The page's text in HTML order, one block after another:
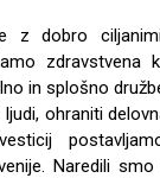
z dobro
zdravstvena
in splošno
ohraniti
Naredili